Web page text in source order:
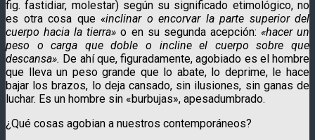
fig. fastidiar, molestar)según su significado etimológico, no
es otra cosa que «inclinar o encorvar la parte superior del
cuerpo hacia la tierra» o en su segunda acepción: «hacer un
peso o carga que doble o incline el cuerpo sobre que
descansa». De ahí que, figuradamente, agobiado es el hombre
que lleva un peso grande que lo abate, lo deprime, le hace
bajar los brazos, lo deja cansado, sin ilusiones, sin ganas de
luchar. Es un hombre sin «burbujas», apesadumbrado.
¿Qué cosas agobian a nuestros contemporáneos?